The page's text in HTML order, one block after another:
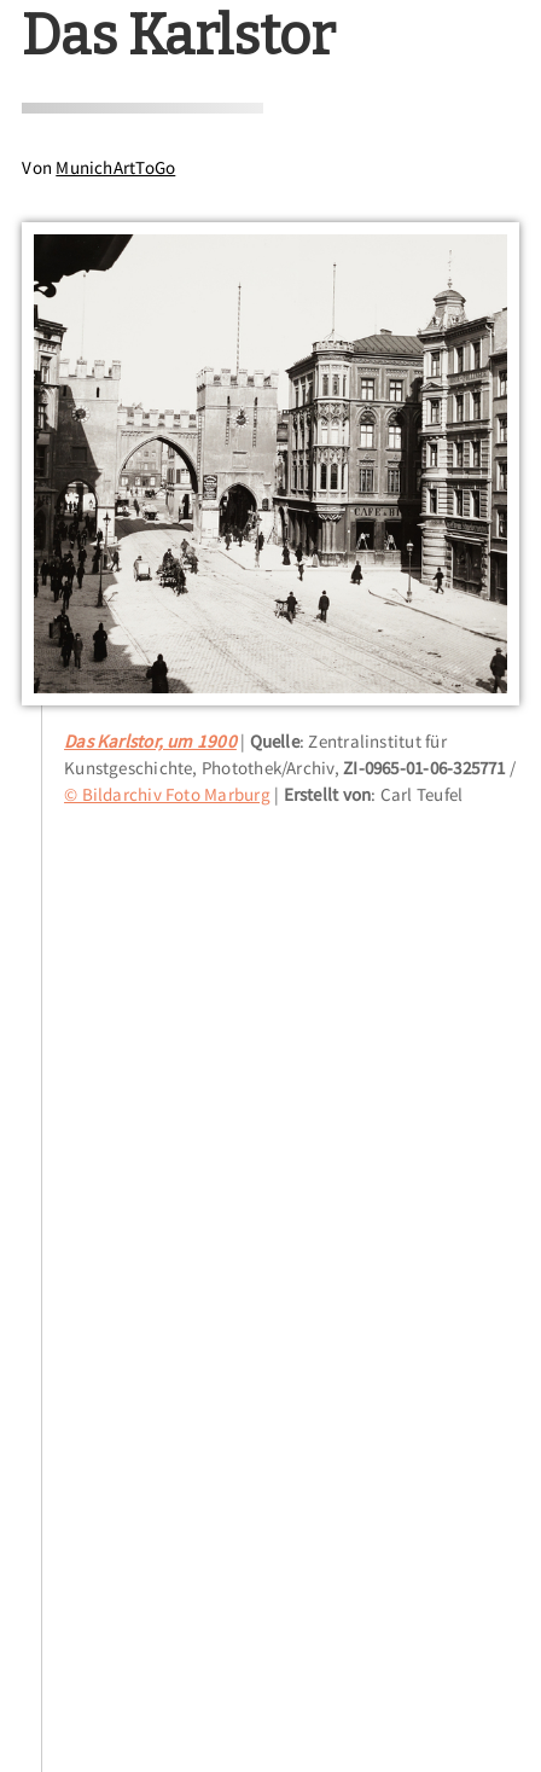
Das Karlstor
Von MunichArtToGo
Das Karlstor, um 1900 Quelle: Zentralinstitut für
Kunstgeschichte, Photothek/Archiv,ZI-0965-01-06-325771/
© Bildarchiv Foto Marburg
Erstellt von: Carl Teufel